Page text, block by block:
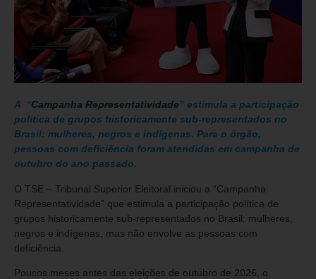
A “Campanha Representatividade” estimula a participação
política de grupos historicamente sub-representados no
Brasil: mulheres, negros e indígenas. Para o órgão,
pessoas com deficiência foram atendidas em campanha de
outubro do ano passado.
O TSE – Tribunal Superior Eleitoral iniciou a “Campanha
Representatividade” que estimula a participação política de
grupos historicamente sub-representados no Brasil: mulheres,
negros e indígenas, mas não envolve as pessoas com
deficiência.
Poucos meses antes das eleições de outubro de 2026, o